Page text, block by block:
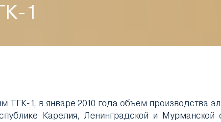
1
1, в январе 2010 года объем производства
Карелия, Ленинградской и Мурманской